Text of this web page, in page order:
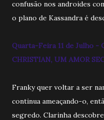
confusão nos androides
o plano de Kassandra é
Quarta-Feira 11 de Julho -
CHRISTIAN, UM AMOR
Franky quer voltar a ser
continua ameaçando-o,
segredo. Clarinha